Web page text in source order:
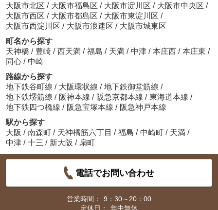
大阪市北区 / 大阪市福島区 / 大阪市淀川区 / 大阪市中央区 /
大阪市西区 / 大阪市都島区 / 大阪市東淀川区 /
大阪市西淀川区 / 大阪市浪速区 / 大阪市城東区
町名から探す
天神橋 / 豊崎 / 西天満 / 福島 / 天満 / 中津 / 本庄西 / 本庄東 /
同心 / 中崎
路線から探す
地下鉄谷町線 / 大阪環状線 / 地下鉄御堂筋線 /
地下鉄堺筋線 / 阪神本線 / 阪急京都本線 / 東海道本線 /
地下鉄四つ橋線 / 阪急宝塚本線 / 阪急神戸本線
駅から探す
大阪 / 南森町 / 天神橋筋六丁目 / 福島 / 中崎町 / 天満 /
中津 / 十三 / 新大阪 / 扇町
電話でお問い合わせ
営業時間：
9：30～20：00
定休日：
年中無休